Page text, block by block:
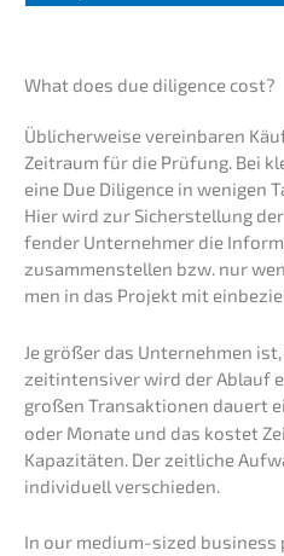
What does due diligence cost?
Üblicher­wei­se verein­ba­ren
Zeitraum für die Prüfung. Bei
eine Due Diligence in wenigen
Hier wird zur Sicher­stel­lung
fen­der Unter­neh­mer die
zusam­men­stel­len bzw. nur
men in das Projekt mit
Je größer das Unter­neh­men
zeitin­ten­si­ver wird der Ablauf
großen Trans­ak­tio­nen dauert
oder Monate und das kostet
Kapazi­tä­ten. Der zeitli­che
indivi­du­ell verschieden.
In our medium-sized business